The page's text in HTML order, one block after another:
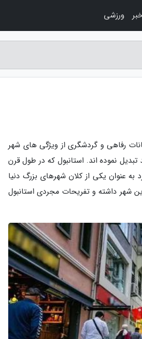
رفاهی و گردشگری از ویژگی های شهر
نموده اند. استانبول که در طول قرن
به عنوان یکی از کلان شهرهای بزرگ دنیا
شهر داشته و تفریحات مجردی استانبول
ورزشی